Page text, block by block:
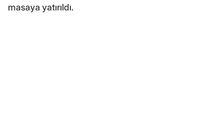
masaya yatırıldı.